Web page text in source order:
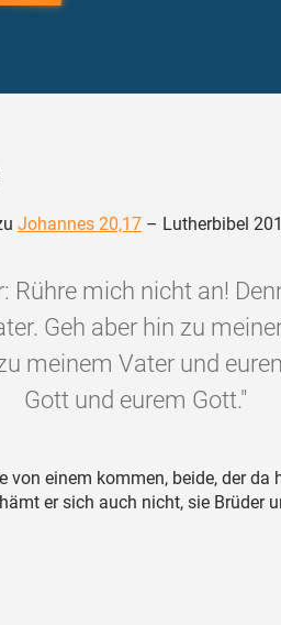
Johannes 20,17 – Lutherbibel
Rühre mich nicht an!
Geh aber hin zu
meinem Vater und
Gott und eurem Gott."
von einem kommen, beide, der da
er sich auch nicht, sie Brüder